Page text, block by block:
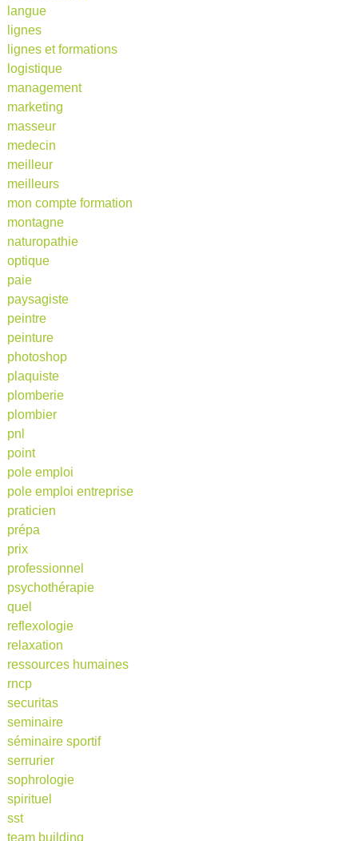
langue
lignes
lignes et formations
logistique
management
marketing
masseur
medecin
meilleur
meilleurs
mon compte formation
montagne
naturopathie
optique
paie
paysagiste
peintre
peinture
photoshop
plaquiste
plomberie
plombier
pnl
point
pole emploi
pole emploi entreprise
praticien
prépa
prix
professionnel
psychothérapie
quel
reflexologie
relaxation
ressources humaines
rncp
securitas
seminaire
séminaire sportif
serrurier
sophrologie
spirituel
sst
team building